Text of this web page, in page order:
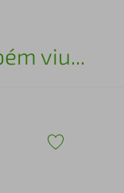
viu...